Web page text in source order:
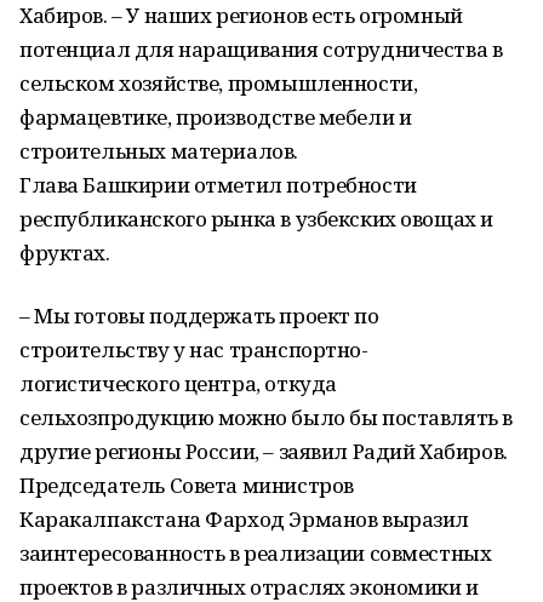
Хабиров. – У наших регионов есть огромный
потенциал для наращивания сотрудничества в
сельском хозяйстве, промышленности,
фармацевтике, производстве мебели и
строительных материалов.
Глава Башкирии отметил потребности
республиканского рынка в узбекских овощах и
фруктах.
– Мы готовы поддержать проект по
строительству у нас транспортно-
логистического центра, откуда
сельхозпродукцию можно было бы поставлять в
другие регионы России, – заявил Радий Хабиров.
Председатель Совета министров
Каракалпакстана Фарход Эрманов выразил
заинтересованность в реализации совместных
проектов в различных отраслях экономики и